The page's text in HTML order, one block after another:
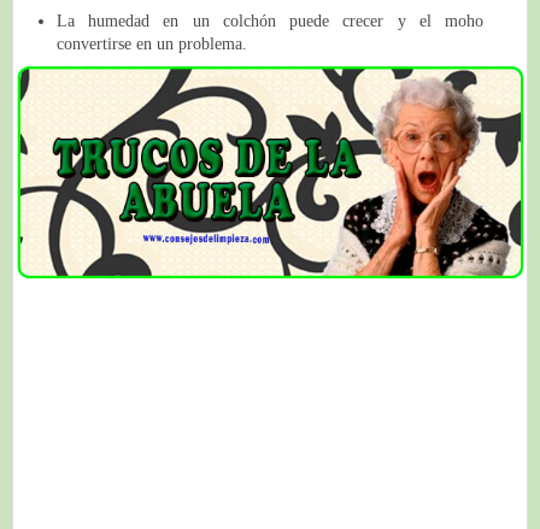
La humedad en un colchón puede crecer y el moho
convertirse en un problema.